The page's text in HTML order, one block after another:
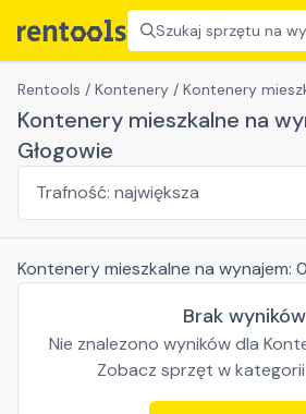
Szukaj sprzętu na
Rentools / Kontenery / Kontenery
Kontenery mieszkalne na
Głogowie
Kontenery mieszkalne na wynajem: 0
Brak wyników
Nie znalezono wyników dla
Zobacz sprzęt w kategorii